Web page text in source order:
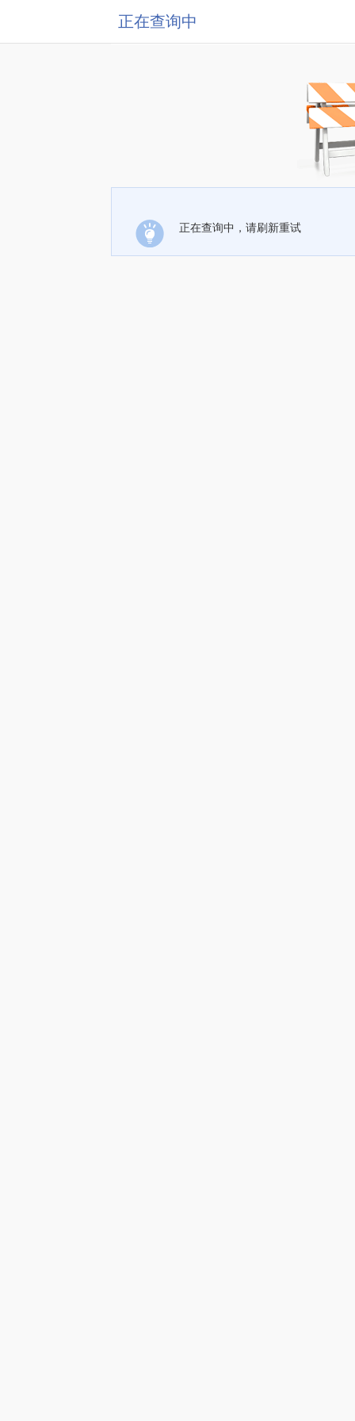
正在查询中
正在查询中，请刷新重试